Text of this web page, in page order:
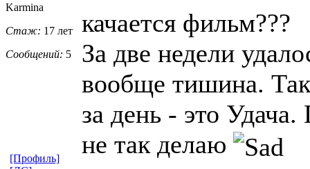
Karmina
Стаж: 17 лет
Сообщений: 5
качается фильм???
За две недели
вообще тишина.
за день - это
не так делаю
[Профиль]